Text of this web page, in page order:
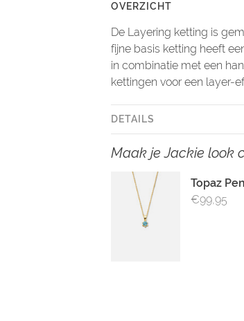
OVERZICHT
De Layering ketting is
fijne basis ketting heeft
in combinatie met een
kettingen voor een layer-
DETAILS
Maak je Jackie look
Topaz
€99,95